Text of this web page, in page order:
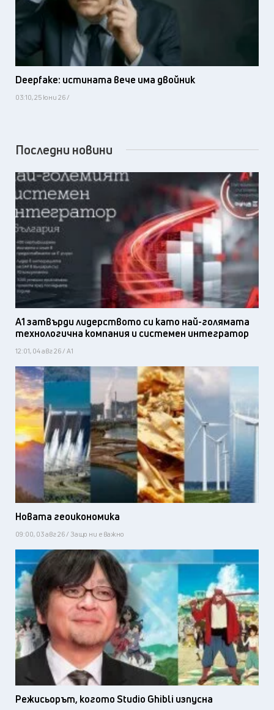
Deepfake: истината вече има двойник
03:10, 25 юни 26 /
Последни новини
А1 затвърди лидерството си като най-голямата
технологична компания и системен интегратор
12:01, 04 авг 26 / А1
Новата геоикономика
09:00, 03 авг 26 / Защо ни е важно
Режисьорът, когото Studio Ghibli изпусна